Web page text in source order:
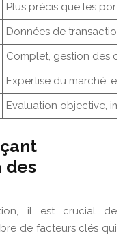
Plus précis que les
Données de
Complet, gestion des
Expertise du marché,
Evaluation objective,
des
il est crucial de
de facteurs clés qui